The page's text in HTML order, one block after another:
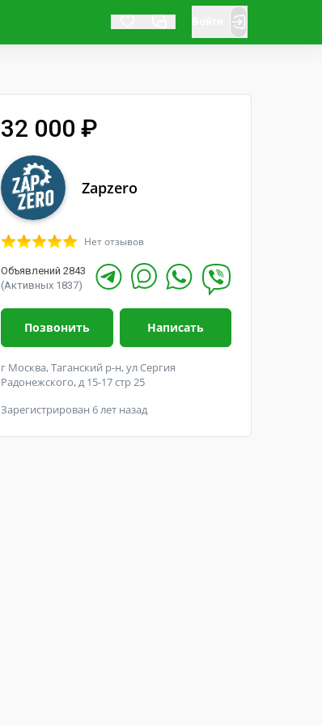
32 000 ₽
Zapzero
Нет отзывов
Объявлений 2843
(Активных 1837)
Позвонить Написать
г Москва, Таганский р-н, ул Сергия
Радонежского, д 15-17 стр 25
Зарегистрирован 6 лет назад